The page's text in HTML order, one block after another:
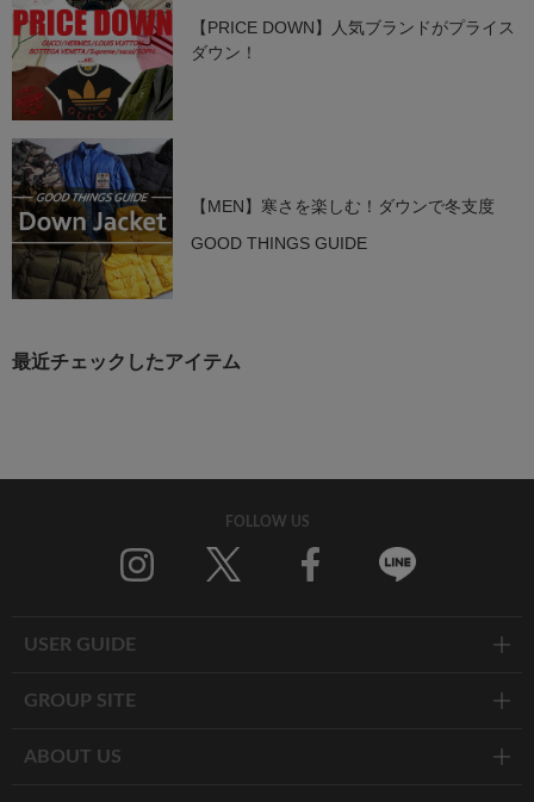
【PRICE DOWN】人気ブランドがプライス
ダウン！
【MEN】寒さを楽しむ！ダウンで冬支度
GOOD THINGS GUIDE
最近チェックしたアイテム
FOLLOW US
USER GUIDE
GROUP SITE
ABOUT US